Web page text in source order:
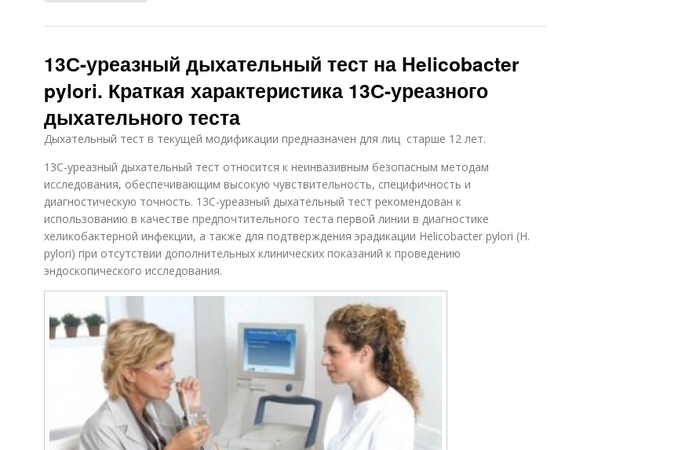
13С-уреазный дыхательный тест на Helicobacter
pylori. Краткая характеристика 13С-уреазного
дыхательного теста
Дыхательный тест в текущей модификации предназначен для лиц старше 12 лет.
13С-уреазный дыхательный тест относится к неинвазивным безопасным методам
исследования, обеспечивающим высокую чувствительность, специфичность и
диагностическую точность. 13C-уреазный дыхательный тест рекомендован к
использованию в качестве предпочтительного теста первой линии в диагностике
хеликобактерной инфекции, а также для подтверждения эрадикации Helicobacter pylori (Н.
pylori) при отсутствии дополнительных клинических показаний к проведению
эндоскопического исследования.